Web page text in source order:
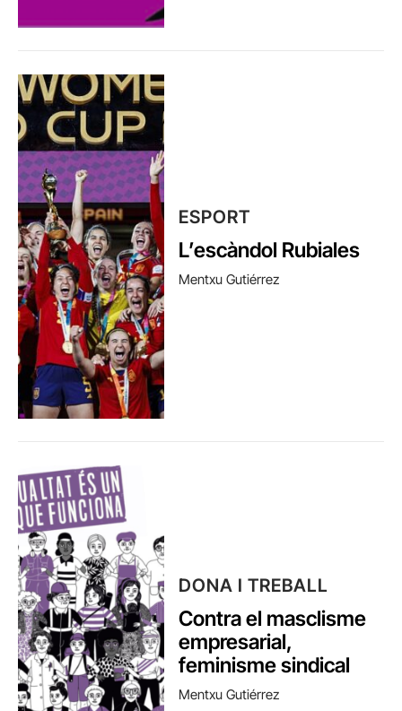
ESPORT
L’escàndol Rubiales
Mentxu Gutiérrez
DONA I TREBALL
Contra el masclisme
empresarial,
feminisme sindical
Mentxu Gutiérrez